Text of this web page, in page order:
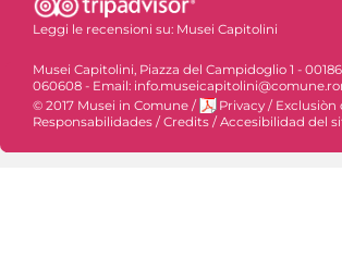
Leggi le recensioni su: Musei Capitolini
Musei Capitolini, Piazza del Campidoglio 1 - 00186
060608 - Email:
© 2017 Musei in Comune / Privacy / Exclusiòn
Responsabilidades /Credits /Accesibilidad del